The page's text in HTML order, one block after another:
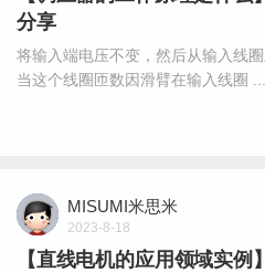
分享
将输入端电压不变，然后从输入线
当这个线圈匝数因滑臂在输入线圈 ...
MISUMI米思米
2023-8-18
【直线电机的应用领域实